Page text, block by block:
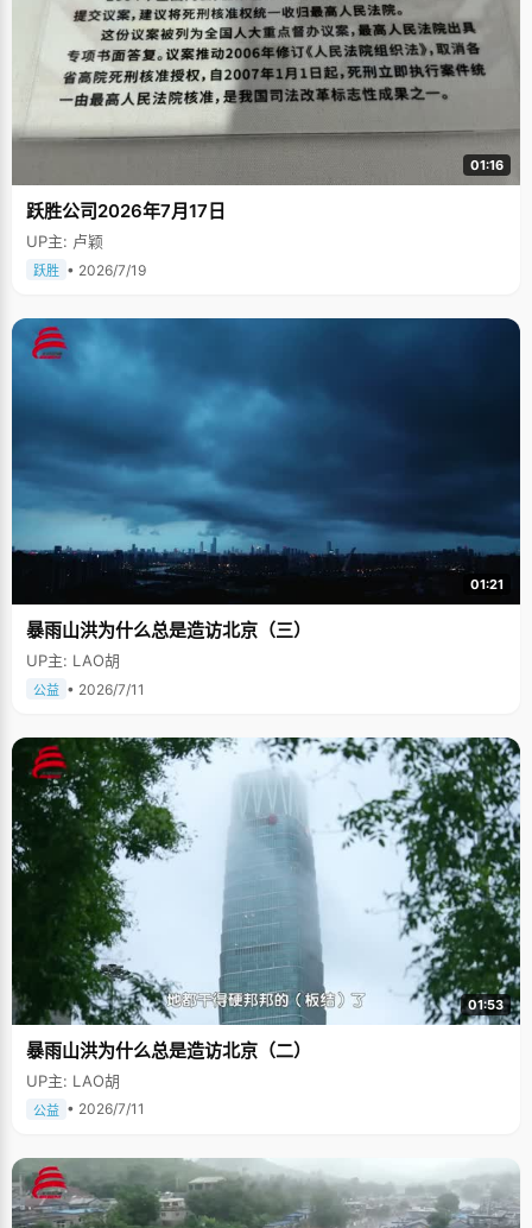
01:16
跃胜公司2026年7月17日
UP主: 卢颖
跃胜 • 2026/7/19
01:21
暴雨山洪为什么总是造访北京（三）
UP主: LAO胡
公益 • 2026/7/11
01:53
暴雨山洪为什么总是造访北京（二）
UP主: LAO胡
公益 • 2026/7/11